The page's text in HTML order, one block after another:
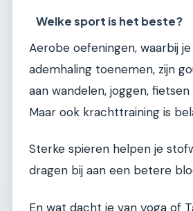
Welke sport is het beste?
Aerobe oefeningen, waarbij
ademhaling toenemen, zijn
aan wandelen, joggen,
Maar ook krachttraining is
Sterke spieren helpen je
dragen bij aan een betere
En wat dacht je van yoga of